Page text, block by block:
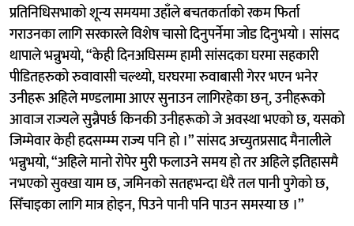
प्रतिनिधिसभाको शून्य समयमा उहाँले बचतकर्ताको रकम फिर्ता
गराउनका लागि सरकारले विशेष चासो दिनुपर्नेमा जोड दिनुभयो । सांसद
थापाले भन्नुभयो, “केही दिनअघिसम्म हामी सांसदका घरमा सहकारी
पीडितहरुको रुवावासी चल्थ्यो, घरघरमा रुवाबासी गेरर भएन भनेर
उनीहरू अहिले मण्डलामा आएर सुनाउन लागिरहेका छन्, उनीहरूको
आवाज राज्यले सुन्नैपर्छ किनकी उनीहरूको जे अवस्था भएको छ, यसको
जिम्मेवार केही हदसम्म्म राज्य पनि हो ।” सांसद अच्युतप्रसाद मैनालीले
भन्नुभयो, “अहिले मानो रोपेर मुरी फलाउने समय हो तर अहिले इतिहासमै
नभएको सुक्खा याम छ, जमिनको सतहभन्दा धेरै तल पानी पुगेको छ,
सिँचाइका लागि मात्र होइन, पिउने पानी पनि पाउन समस्या छ ।”